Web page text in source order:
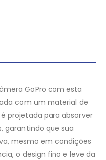
GoPro com esta
com um material de
projetada para absorver
garantindo que sua
mesmo em condições
o design fino e leve da